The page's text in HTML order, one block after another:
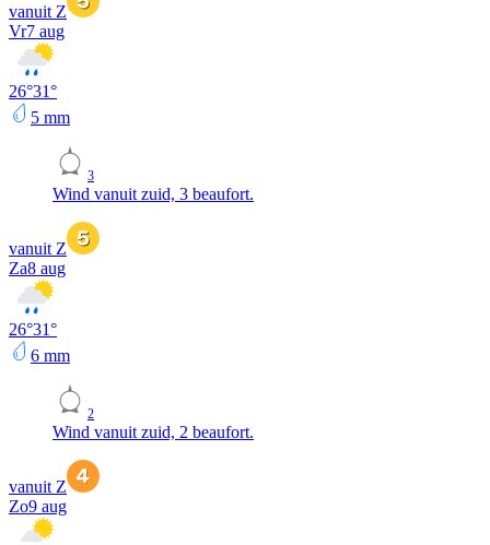
vanuit Z
Vr7 aug
26°31°
5 mm
3
Wind vanuit zuid, 3 beaufort.
vanuit Z
Za8 aug
26°31°
6 mm
2
Wind vanuit zuid, 2 beaufort.
vanuit Z
Zo9 aug